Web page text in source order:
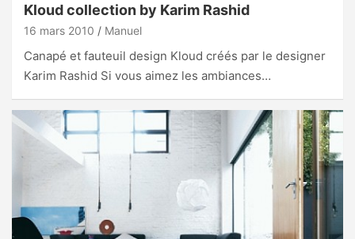
Kloud collection by Karim Rashid
16 mars 2010 Manuel
Canapé et fauteuil design Kloud créés par le designer
Karim Rashid Si vous aimez les ambiances…